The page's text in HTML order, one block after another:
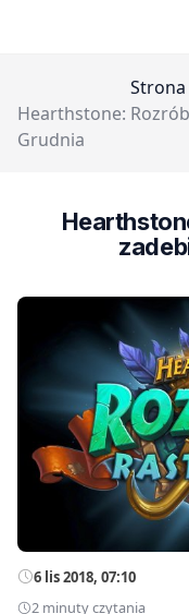
Strona
Hearthstone:
Grudnia
6 lis 2018, 07:10
2 minuty czytania